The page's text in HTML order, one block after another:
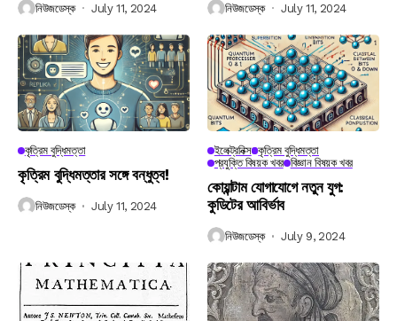
নিউজডেস্ক July 11, 2024 নিউজডেস্ক July 11, 2024
কৃত্রিম বুদ্ধিমত্তা
কৃত্রিম বুদ্ধিমত্তার সঙ্গে বন্ধুত্ব!
নিউজডেস্ক July 11, 2024
ইলেক্ট্রনিক্স কৃত্রিম বুদ্ধিমত্তা
প্রযুক্তি বিষয়ক খবর বিজ্ঞান বিষয়ক খবর
কোয়ান্টাম যোগাযোগে নতুন যুগ:
কুডিটের আবির্ভাব
নিউজডেস্ক July 9, 2024